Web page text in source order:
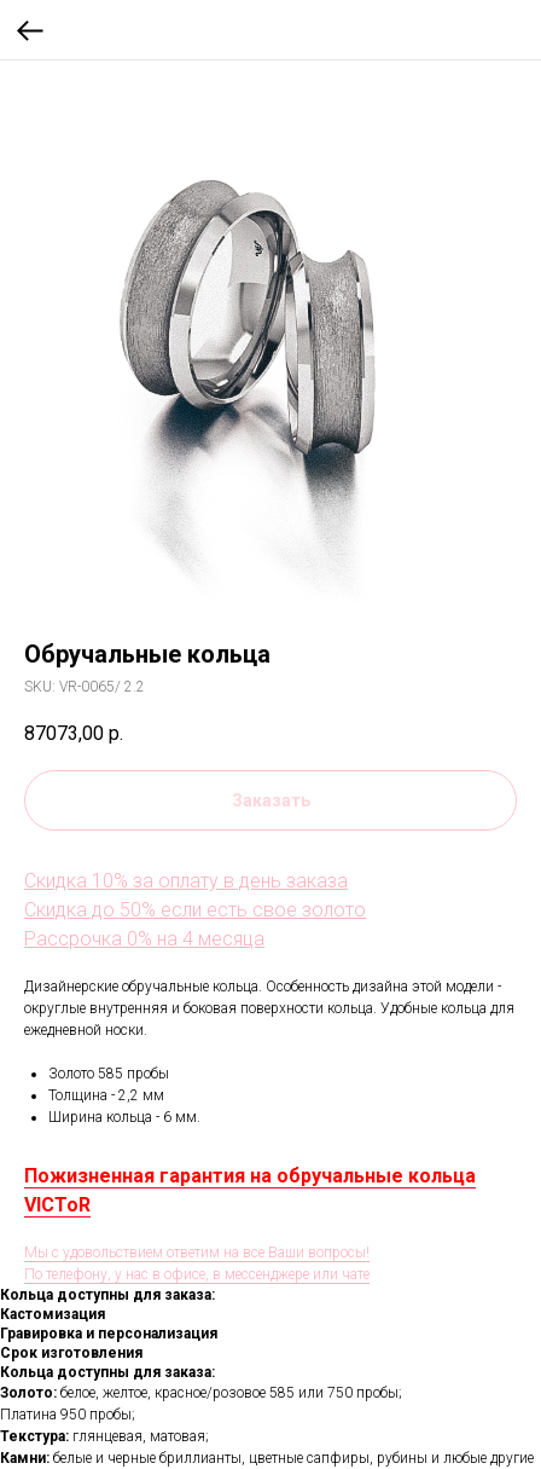
Обручальные кольца
SKU: VR-0065/ 2.2
87073,00 р.
Заказать
Скидка 10% за оплату в день заказа
Скидка до 50% если есть свое золото
Рассрочка 0% на 4 месяца
Дизайнерские обручальные кольца. Особенность дизайна этой модели -
округлые внутренняя и боковая поверхности кольца. Удобные кольца для
ежедневной носки.
Золото 585 пробы
Толщина - 2,2 мм
Ширина кольца - 6 мм.
Пожизненная гарантия на обручальные кольца
VICToR
Мы с удовольствием ответим на все Ваши вопросы!
По телефону, у нас в офисе, в мессенджере или чате
Кольца доступны для заказа:
Кастомизация
Гравировка и персонализация
Срок изготовления
Кольца доступны для заказа:
Золото: белое, желтое, красное/розовое 585 или 750 пробы;
Платина 950 пробы;
Текстура: глянцевая, матовая;
Камни: белые и черные бриллианты, цветные сапфиры, рубины и любые другие